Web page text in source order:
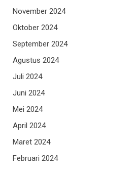
November 2024
Oktober 2024
September 2024
Agustus 2024
Juli 2024
Juni 2024
Mei 2024
April 2024
Maret 2024
Februari 2024